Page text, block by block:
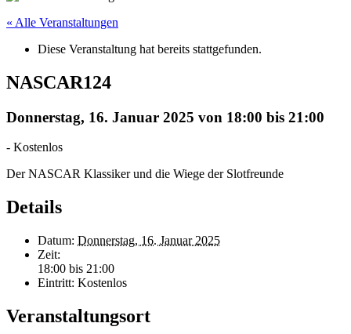
« Alle Veranstaltungen
Diese Veranstaltung hat bereits stattgefunden.
NASCAR124
Donnerstag, 16. Januar 2025 von 18:00 bis 21:00
- Kostenlos
Der NASCAR Klassiker und die Wiege der Slotfreunde
Details
Datum: Donnerstag, 16. Januar 2025
Zeit:
18:00 bis 21:00
Eintritt: Kostenlos
Veranstaltungsort